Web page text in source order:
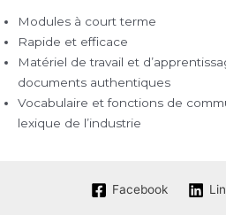
Modules à court terme
Rapide et efficace
Matériel de travail et
documents authentiques
Vocabulaire et fonctions de
lexique de l’industrie
Facebook